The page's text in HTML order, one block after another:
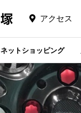
アクセス
ネットショッピング